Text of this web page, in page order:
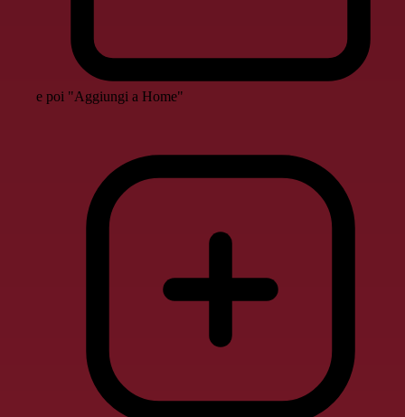
e poi "Aggiungi a Home"